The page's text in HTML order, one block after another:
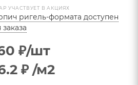
УЧАСТВУЕТ В АКЦИЯХ
ригель-формата доступен
заказа
₽/шт
₽ /м2